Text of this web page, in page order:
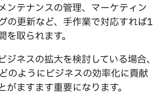
ンテナンスの管理、マーケティン
の更新など、手作業で対応すれば1
取られます。
ネスの拡大を検討している場合、
のようにビジネスの効率化に貢献
ますます重要になります。